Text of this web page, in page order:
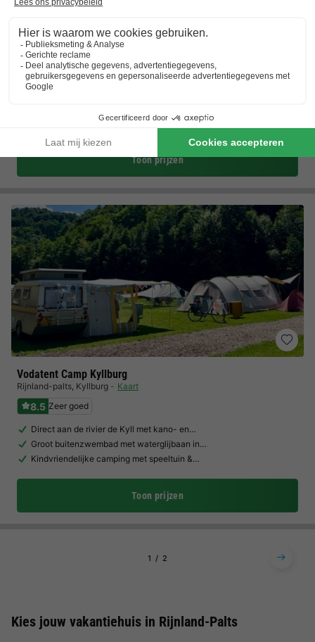
Sporthotel Grafenwald
Rijnland-palts,Daun Kaart
8.2 Zeer goed
Kindvriendelijk vakantiepark
Zwembad en sauna
Toon prijzen
Vodatent Camp Kyllburg
Rijnland-palts, Kyllburg Kaart
8.5 Zeer goed
Direct aan de rivier de Kyll met kano- en…
Groot buitenzwembad met waterglijbaan in…
Kindvriendelijke camping met speeltuin &…
Toon prijzen
1 2
Kies jouw vakantiehuis in Rijnland-Palts